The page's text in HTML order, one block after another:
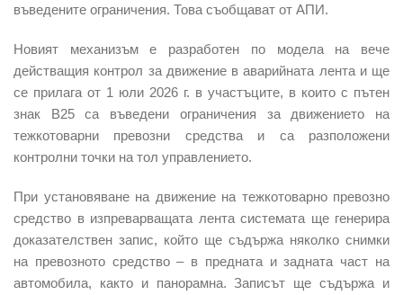
въведените ограничения. Това съобщават от АПИ.
Новият механизъм е разработен по модела на вече
действащия контрол за движение в аварийната лента и ще
се прилага от 1 юли 2026 г. в участъците, в които с пътен
знак В25 са въведени ограничения за движението на
тежкотоварни превозни средства и са разположени
контролни точки на тол управлението.
При установяване на движение на тежкотоварно превозно
средство в изпреварващата лента системата ще генерира
доказателствен запис, който ще съдържа няколко снимки
на превозното средство – в предната и задната част на
автомобила, както и панорамна. Записът ще съдържа и